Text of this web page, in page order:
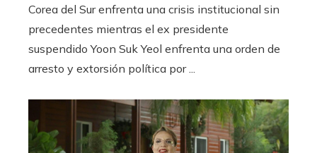
Corea del Sur enfrenta una crisis institucional sin
precedentes mientras el ex presidente
suspendido Yoon Suk Yeol enfrenta una orden de
arresto y extorsión política por ...